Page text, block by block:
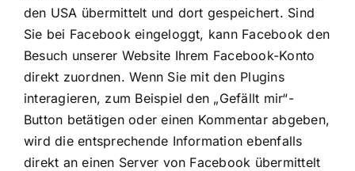
den USA übermittelt und dort gespeichert. Sind
Sie bei Facebook eingeloggt, kann Facebook den
Besuch unserer Website Ihrem Facebook-Konto
direkt zuordnen. Wenn Sie mit den Plugins
interagieren, zum Beispiel den „Gefällt mir“-
Button betätigen oder einen Kommentar abgeben,
wird die entsprechende Information ebenfalls
direkt an einen Server von Facebook übermittelt